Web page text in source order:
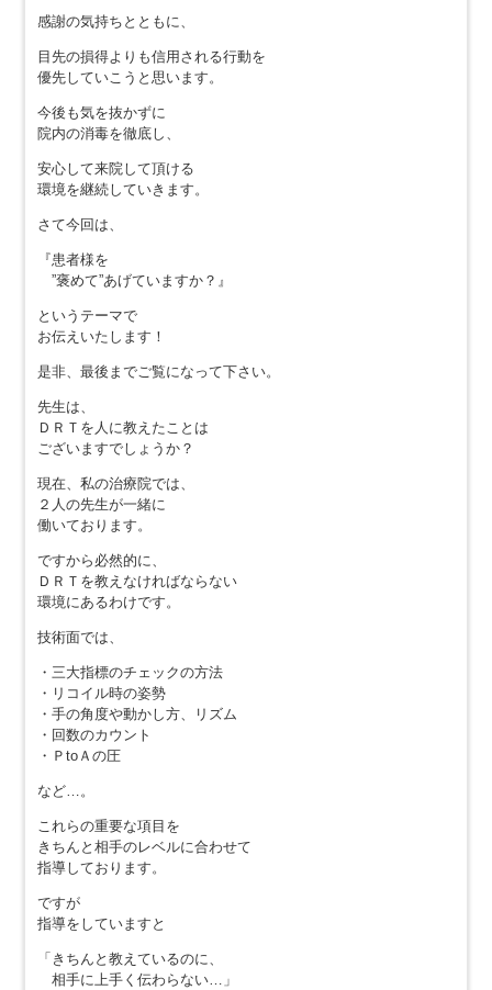
感謝の気持ちとともに、
目先の損得よりも信用される行動を
優先していこうと思います。
今後も気を抜かずに
院内の消毒を徹底し、
安心して来院して頂ける
環境を継続していきます。
さて今回は、
『患者様を
”褒めて”あげていますか？』
というテーマで
お伝えいたします！
是非、最後までご覧になって下さい。
先生は、
ＤＲＴを人に教えたことは
ございますでしょうか？
現在、私の治療院では、
２人の先生が一緒に
働いております。
ですから必然的に、
ＤＲＴを教えなければならない
環境にあるわけです。
技術面では、
・三大指標のチェックの方法
・リコイル時の姿勢
・手の角度や動かし方、リズム
・回数のカウント
・ＰtoＡの圧
など…。
これらの重要な項目を
きちんと相手のレベルに合わせて
指導しております。
ですが
指導をしていますと
「きちんと教えているのに、
相手に上手く伝わらない…」